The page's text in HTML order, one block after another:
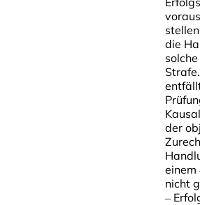
die
der
einem
nicht
–